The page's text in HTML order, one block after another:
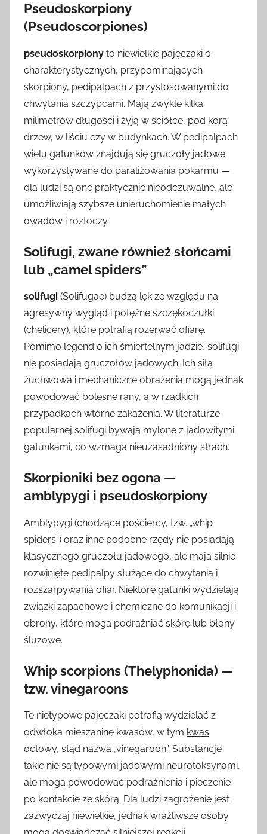
Pseudoskorpiony
(Pseudoscorpiones)
pseudoskorpiony to niewielkie pajęczaki o
charakterystycznych, przypominających
skorpiony, pedipalpach z przystosowanymi do
chwytania szczypcami. Mają zwykle kilka
milimetrów długości i żyją w ściółce, pod korą
drzew, w liściu czy w budynkach. W pedipalpach
wielu gatunków znajdują się gruczoły jadowe
wykorzystywane do paraliżowania pokarmu —
dla ludzi są one praktycznie nieodczuwalne, ale
umożliwiają szybsze unieruchomienie małych
owadów i roztoczy.
Solifugi, zwane również słońcami
lub „camel spiders”
solifugi (Solifugae) budzą lęk ze względu na
agresywny wygląd i potężne szczękoczułki
(chelicery), które potrafią rozerwać ofiarę.
Pomimo legend o ich śmiertelnym jadzie, solifugi
nie posiadają gruczołów jadowych. Ich siła
żuchwowa i mechaniczne obrażenia mogą jednak
powodować bolesne rany, a w rzadkich
przypadkach wtórne zakażenia. W literaturze
popularnej solifugi bywają mylone z jadowitymi
gatunkami, co wzmaga nieuzasadniony strach.
Skorpioniki bez ogona —
amblypygi i pseudoskorpiony
Amblypygi (chodzące pościercy, tzw. „whip
spiders”) oraz inne podobne rzędy nie posiadają
klasycznego gruczołu jadowego, ale mają silnie
rozwinięte pedipalpy służące do chwytania i
rozszarpywania ofiar. Niektóre gatunki wydzielają
związki zapachowe i chemiczne do komunikacji i
obrony, które mogą podrażniać skórę lub błony
śluzowe.
Whip scorpions (Thelyphonida) —
tzw. vinegaroons
Te nietypowe pajęczaki potrafią wydzielać z
odwłoka mieszaninę kwasów, w tym kwas
octowy, stąd nazwa „vinegaroon”. Substancje
takie nie są typowymi jadowymi neurotoksynami,
ale mogą powodować podrażnienia i pieczenie
po kontakcie ze skórą. Dla ludzi zagrożenie jest
zazwyczaj niewielkie, jednak wrażliwsze osoby